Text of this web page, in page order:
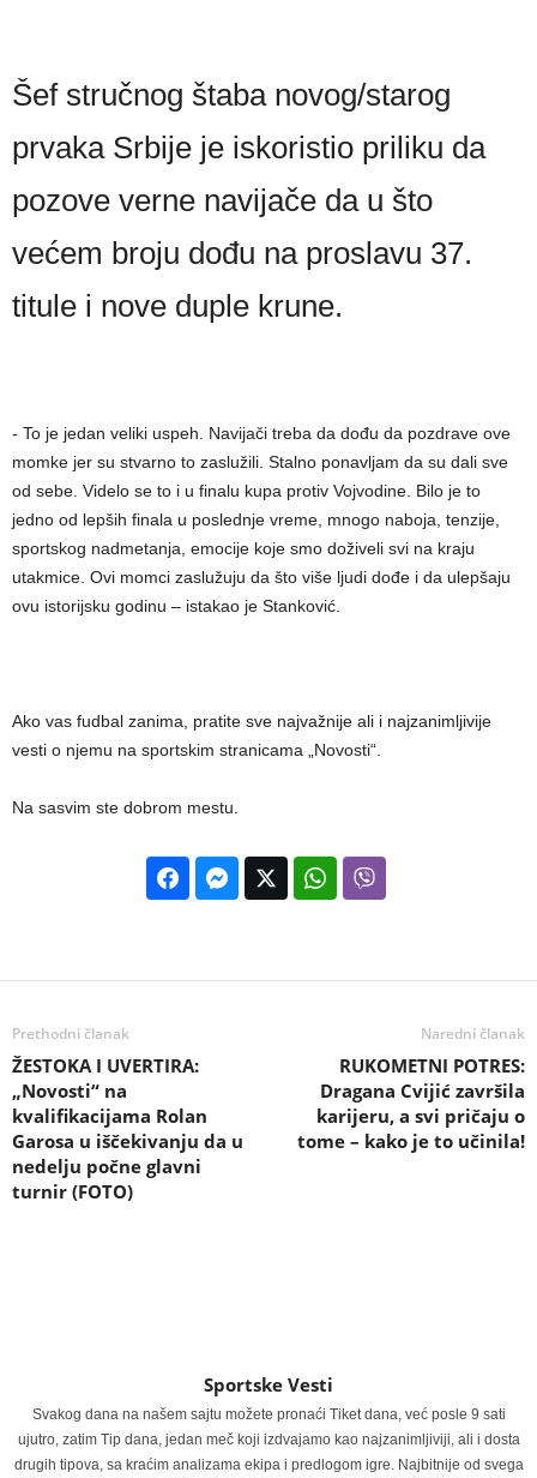
Šef stručnog štaba novog/starog
prvaka Srbije je iskoristio priliku da
pozove verne navijače da u što
većem broju dođu na proslavu 37.
titule i nove duple krune.
‍- To je jedan veliki uspeh. Navijači treba da dođu da pozdrave ove
momke jer su stvarno to zaslužili. Stalno ponavljam da su dali sve
od sebe. Videlo se to i u finalu kupa protiv Vojvodine. Bilo je to
jedno od lepših finala u poslednje vreme, mnogo naboja, tenzije,
sportskog nadmetanja, emocije koje smo doživeli svi na kraju
utakmice. Ovi momci zaslužuju da što više ljudi dođe i da ulepšaju
ovu istorijsku godinu – istakao je Stanković.
Ako vas fudbal zanima, pratite sve najvažnije ali i najzanimljivije
vesti o njemu na sportskim stranicama „Novosti“.
Na sasvim ste dobrom mestu.
Prethodni članak
ŽESTOKA I UVERTIRA:
„Novosti“ na
kvalifikacijama Rolan
Garosa u iščekivanju da u
nedelju počne glavni
turnir (FOTO)
Naredni članak
RUKOMETNI POTRES:
Dragana Cvijić završila
karijeru, a svi pričaju o
tome – kako je to učinila!
Sportske Vesti
Svakog dana na našem sajtu možete pronaći Tiket dana, već posle 9 sati
ujutro, zatim Tip dana, jedan meč koji izdvajamo kao najzanimljiviji, ali i dosta
drugih tipova, sa kraćim analizama ekipa i predlogom igre. Najbitnije od svega